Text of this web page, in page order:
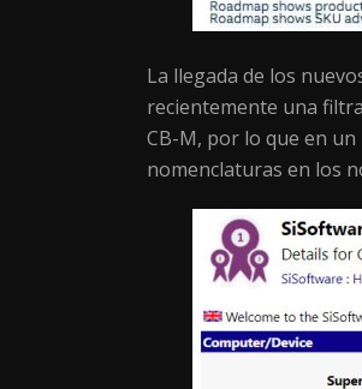
La llegada de los
recientemente una
CB-M, por lo que en
nomenclaturas en los